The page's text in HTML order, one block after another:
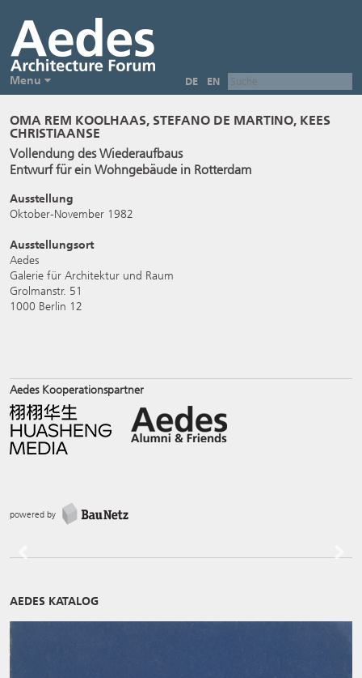
DE EN
Menu
OMA REM KOOLHAAS, STEFANO DE MARTINO, KEES
CHRISTIAANSE
Vollendung des Wiederaufbaus
Entwurf für ein Wohngebäude in Rotterdam
Ausstellung
Oktober-November 1982
Ausstellungsort
Aedes
Galerie für Architektur und Raum
Grolmanstr. 51
1000 Berlin 12
Aedes Kooperationspartner
powered by
AEDES KATALOG